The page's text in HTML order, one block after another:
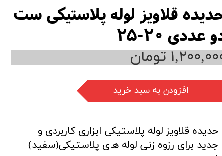
قلاویز لوله پلاستیکی ست
عددی 20-25
تومان
افزودن به سبد خرید
حدیده قلاویز لوله پلاستیکی ابزاری کاربردی و
جدید برای رزوه زنی لوله های پلاستیکی(سفید)